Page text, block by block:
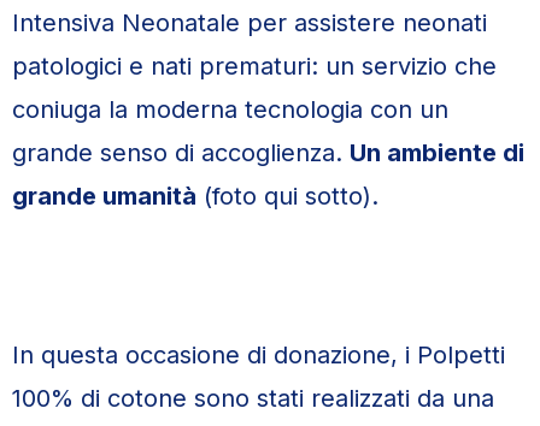
Intensiva Neonatale per assistere neonati
patologici e nati prematuri: un servizio che
coniuga la moderna tecnologia con un
grande senso di accoglienza. Un ambiente di
grande umanità (foto qui sotto).
In questa occasione di donazione, i Polpetti
100% di cotone sono stati realizzati da una